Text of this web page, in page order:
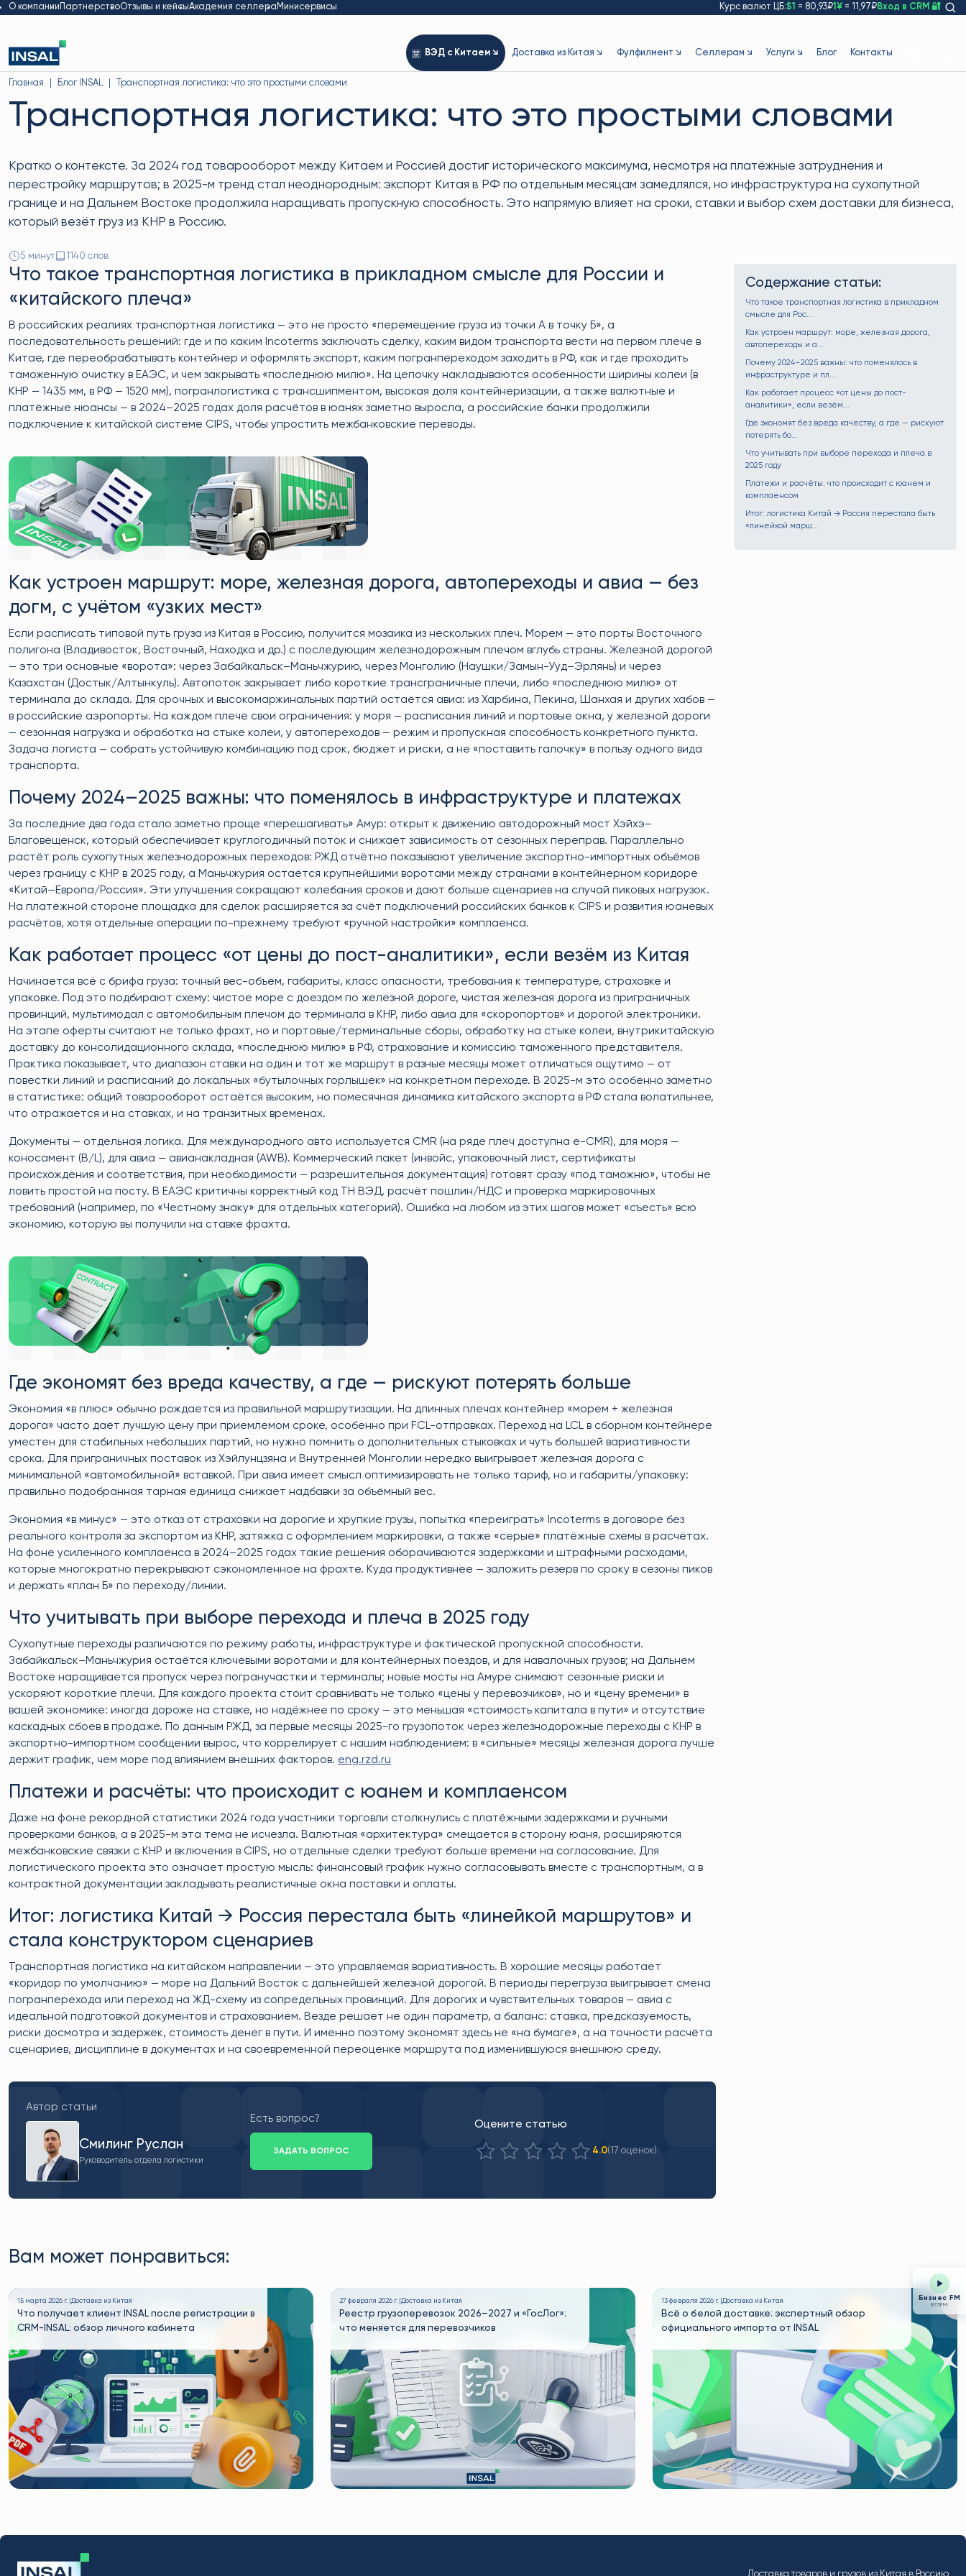
О компании ПартнерствоОтзывы и кейсыАкадемия селлера Минисервисы Курс валют ЦБ:$1 = 80,93₽1¥ = 11,97₽Вход в CRM 🔐
ВЭД с Китаем ↘ Доставка из Китая ↘ Фулфилмент ↘ Селлерам ↘ Услуги ↘ Блог Контакты
Главная Блог INSAL Транспортная логистика: что это простыми словами
Транспортная логистика: что это простыми словами
Кратко о контексте. За 2024 год товарооборот между Китаем и Россией достиг исторического максимума, несмотря на платёжные затруднения и
перестройку маршрутов; в 2025-м тренд стал неоднородным: экспорт Китая в РФ по отдельным месяцам замедлялся, но инфраструктура на сухопутной
границе и на Дальнем Востоке продолжила наращивать пропускную способность. Это напрямую влияет на сроки, ставки и выбор схем доставки для бизнеса,
который везёт груз из КНР в Россию.
5 минут 1140 слов
Что такое транспортная логистика в прикладном смысле для России и
«китайского плеча»
В российских реалиях транспортная логистика — это не просто «перемещение груза из точки А в точку Б», а
последовательность решений: где и по каким Incoterms заключать сделку, каким видом транспорта вести на первом плече в
Китае, где переобрабатывать контейнер и оформлять экспорт, каким погранпереходом заходить в РФ, как и где проходить
таможенную очистку в ЕАЭС, и чем закрывать «последнюю милю». На цепочку накладываются особенности ширины колеи (в
КНР — 1435 мм, в РФ — 1520 мм), погранлогистика с трансшипментом, высокая доля контейнеризации, а также валютные и
платёжные нюансы — в 2024–2025 годах доля расчётов в юанях заметно выросла, а российские банки продолжили
подключение к китайской системе CIPS, чтобы упростить межбанковские переводы.
Как устроен маршрут: море, железная дорога, автопереходы и авиа — без
догм, с учётом «узких мест»
Если расписать типовой путь груза из Китая в Россию, получится мозаика из нескольких плеч. Морем — это порты Восточного
полигона (Владивосток, Восточный, Находка и др.) с последующим железнодорожным плечом вглубь страны. Железной дорогой
— это три основные «ворота»: через Забайкальск–Маньчжурию, через Монголию (Наушки/Замын-Ууд–Эрлянь) и через
Казахстан (Достык/Алтынкуль). Автопоток закрывает либо короткие трансграничные плечи, либо «последнюю милю» от
терминала до склада. Для срочных и высокомаржинальных партий остаётся авиа: из Харбина, Пекина, Шанхая и других хабов —
в российские аэропорты. На каждом плече свои ограничения: у моря — расписания линий и портовые окна, у железной дороги
— сезонная нагрузка и обработка на стыке колеи, у автопереходов — режим и пропускная способность конкретного пункта.
Задача логиста — собрать устойчивую комбинацию под срок, бюджет и риски, а не «поставить галочку» в пользу одного вида
транспорта.
Почему 2024–2025 важны: что поменялось в инфраструктуре и платежах
За последние два года стало заметно проще «перешагивать» Амур: открыт к движению автодорожный мост Хэйхэ–
Благовещенск, который обеспечивает круглогодичный поток и снижает зависимость от сезонных переправ. Параллельно
растёт роль сухопутных железнодорожных переходов: РЖД отчётно показывают увеличение экспортно-импортных объёмов
через границу с КНР в 2025 году, а Маньчжурия остаётся крупнейшими воротами между странами в контейнерном коридоре
«Китай—Европа/Россия». Эти улучшения сокращают колебания сроков и дают больше сценариев на случай пиковых нагрузок.
На платёжной стороне площадка для сделок расширяется за счёт подключений российских банков к CIPS и развития юаневых
расчётов, хотя отдельные операции по-прежнему требуют «ручной настройки» комплаенса.
Как работает процесс «от цены до пост-аналитики», если везём из Китая
Начинается всё с брифа груза: точный вес-объём, габариты, класс опасности, требования к температуре, страховке и
упаковке. Под это подбирают схему: чистое море с доездом по железной дороге, чистая железная дорога из приграничных
провинций, мультимодал с автомобильным плечом до терминала в КНР, либо авиа для «скоропортов» и дорогой электроники.
На этапе оферты считают не только фрахт, но и портовые/терминальные сборы, обработку на стыке колеи, внутрикитайскую
доставку до консолидационного склада, «последнюю милю» в РФ, страхование и комиссию таможенного представителя.
Практика показывает, что диапазон ставки на один и тот же маршрут в разные месяцы может отличаться ощутимо — от
повестки линий и расписаний до локальных «бутылочных горлышек» на конкретном переходе. В 2025-м это особенно заметно
в статистике: общий товарооборот остаётся высоким, но помесячная динамика китайского экспорта в РФ стала волатильнее,
что отражается и на ставках, и на транзитных временах.
Документы — отдельная логика. Для международного авто используется CMR (на ряде плеч доступна e-CMR), для моря —
коносамент (B/L), для авиа — авианакладная (AWB). Коммерческий пакет (инвойс, упаковочный лист, сертификаты
происхождения и соответствия, при необходимости — разрешительная документация) готовят сразу «под таможню», чтобы не
ловить простой на посту. В ЕАЭС критичны корректный код ТН ВЭД, расчёт пошлин/НДС и проверка маркировочных
требований (например, по «Честному знаку» для отдельных категорий). Ошибка на любом из этих шагов может «съесть» всю
экономию, которую вы получили на ставке фрахта.
Где экономят без вреда качеству, а где — рискуют потерять больше
Экономия «в плюс» обычно рождается из правильной маршрутизации. На длинных плечах контейнер «морем + железная
дорога» часто даёт лучшую цену при приемлемом сроке, особенно при FCL-отправках. Переход на LCL в сборном контейнере
уместен для стабильных небольших партий, но нужно помнить о дополнительных стыковках и чуть большей вариативности
срока. Для приграничных поставок из Хэйлунцзяна и Внутренней Монголии нередко выигрывает железная дорога с
минимальной «автомобильной» вставкой. При авиа имеет смысл оптимизировать не только тариф, но и габариты/упаковку:
правильно подобранная тарная единица снижает надбавки за объёмный вес.
Экономия «в минус» — это отказ от страховки на дорогие и хрупкие грузы, попытка «переиграть» Incoterms в договоре без
реального контроля за экспортом из КНР, затяжка с оформлением маркировки, а также «серые» платёжные схемы в расчётах.
На фоне усиленного комплаенса в 2024–2025 годах такие решения оборачиваются задержками и штрафными расходами,
которые многократно перекрывают сэкономленное на фрахте. Куда продуктивнее — заложить резерв по сроку в сезоны пиков
и держать «план Б» по переходу/линии.
Что учитывать при выборе перехода и плеча в 2025 году
Сухопутные переходы различаются по режиму работы, инфраструктуре и фактической пропускной способности.
Забайкальск–Маньчжурия остаётся ключевыми воротами и для контейнерных поездов, и для навалочных грузов; на Дальнем
Востоке наращивается пропуск через погранучастки и терминалы; новые мосты на Амуре снимают сезонные риски и
ускоряют короткие плечи. Для каждого проекта стоит сравнивать не только «цены у перевозчиков», но и «цену времени» в
вашей экономике: иногда дороже на ставке, но надёжнее по сроку — это меньшая «стоимость капитала в пути» и отсутствие
каскадных сбоев в продаже. По данным РЖД, за первые месяцы 2025-го грузопоток через железнодорожные переходы с КНР в
экспортно-импортном сообщении вырос, что коррелирует с нашим наблюдением: в «сильные» месяцы железная дорога лучше
держит график, чем море под влиянием внешних факторов. eng.rzd.ru
Платежи и расчёты: что происходит с юанем и комплаенсом
Даже на фоне рекордной статистики 2024 года участники торговли столкнулись с платёжными задержками и ручными
проверками банков, а в 2025-м эта тема не исчезла. Валютная «архитектура» смещается в сторону юаня, расширяются
межбанковские связки с КНР и включения в CIPS, но отдельные сделки требуют больше времени на согласование. Для
логистического проекта это означает простую мысль: финансовый график нужно согласовывать вместе с транспортным, а в
контрактной документации закладывать реалистичные окна поставки и оплаты.
Итог: логистика Китай → Россия перестала быть «линейкой маршрутов» и
стала конструктором сценариев
Транспортная логистика на китайском направлении — это управляемая вариативность. В хорошие месяцы работает
«коридор по умолчанию» — море на Дальний Восток с дальнейшей железной дорогой. В периоды перегруза выигрывает смена
погранперехода или переход на ЖД-схему из сопредельных провинций. Для дорогих и чувствительных товаров — авиа с
идеальной подготовкой документов и страхованием. Везде решает не один параметр, а баланс: ставка, предсказуемость,
риски досмотра и задержек, стоимость денег в пути. И именно поэтому экономят здесь не «на бумаге», а на точности расчёта
сценариев, дисциплине в документах и на своевременной переоценке маршрута под изменившуюся внешнюю среду.
Автор статьи
Смилинг Руслан
Руководитель отдела логистики
Есть вопрос?
ЗАДАТЬ ВОПРОС
Оцените статью
4.0(17 оценок)
Содержание статьи:
Что такое транспортная логистика в прикладном
смысле для Рос...
Как устроен маршрут: море, железная дорога,
автопереходы и а...
Почему 2024–2025 важны: что поменялось в
инфраструктуре и пл...
Как работает процесс «от цены до пост-
аналитики», если везём...
Где экономят без вреда качеству, а где — рискуют
потерять бо...
Что учитывать при выборе перехода и плеча в
2025 году
Платежи и расчёты: что происходит с юанем и
комплаенсом
Итог: логистика Китай → Россия перестала быть
«линейкой марш...
Вам может понравиться:
15 марта 2026 г. | Доставка из Китая
Что получает клиент INSAL после регистрации в
CRM-INSAL: обзор личного кабинета
27 февраля 2026 г. | Доставка из Китая
Реестр грузоперевозок 2026–2027 и «ГосЛог»:
что меняется для перевозчиков
13 февраля 2026 г. | Доставка из Китая
Всё о белой доставке: экспертный обзор
официального импорта от INSAL
Доставка товаров и грузов из Китая в Россию
Бизнес FM
87.5FM